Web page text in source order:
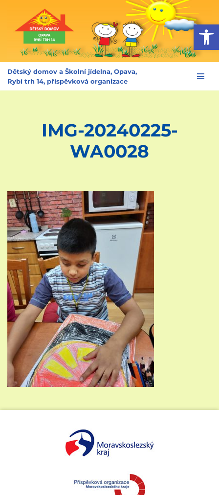
Přeskočit
obsah
Dětský domov a Školní jídelna, Opava,
Rybí trh 14, příspěvková organizace
IMG-20240225-
WA0028